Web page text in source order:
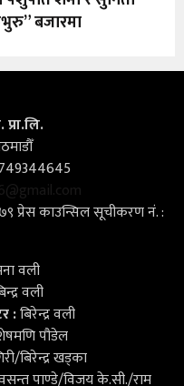
बजारमा
प्रेस काउन्सिल सूचीकरण नं. :
वली
वली
:बिरेन्द्र वली
पौडेल
बिरेन्द्र खड्का
पाण्डे/विजय के.सी./राम